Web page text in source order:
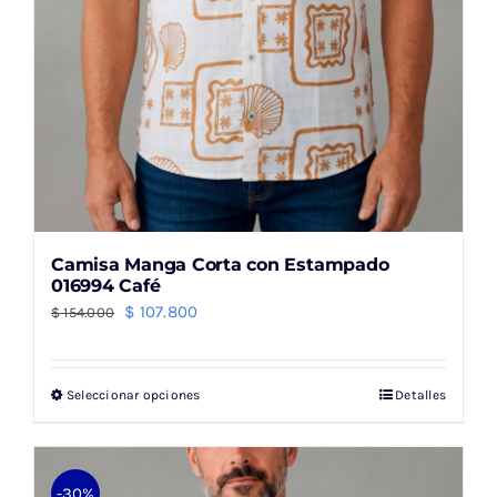
de
producto
Camisa Manga Corta con Estampado
016994 Café
$154.000
El
era:
$ 107.800
es:
Seleccionar opcionesEste
tiene
múltiples
Detalles